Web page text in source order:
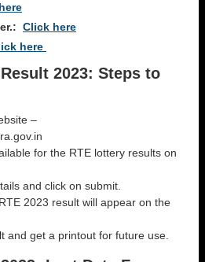
Click here
here
2023: Steps to
–
for the RTE lottery results on
and click on submit.
2023 result will appear on the
and get a printout for future use.